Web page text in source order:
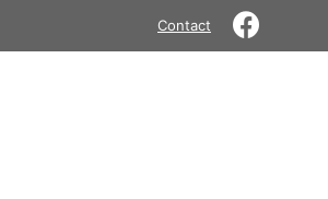
Contact